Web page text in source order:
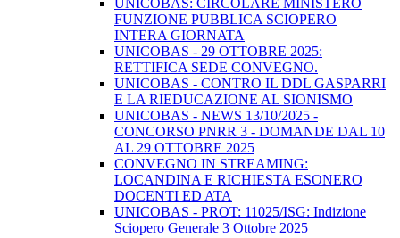
UNICOBAS: CIRCOLARE MINISTERO
FUNZIONE PUBBLICA SCIOPERO
INTERA GIORNATA
UNICOBAS - 29 OTTOBRE 2025:
RETTIFICA SEDE CONVEGNO.
UNICOBAS - CONTRO IL DDL GASPARRI
E LA RIEDUCAZIONE AL SIONISMO
UNICOBAS - NEWS 13/10/2025 -
CONCORSO PNRR 3 - DOMANDE DAL 10
AL 29 OTTOBRE 2025
CONVEGNO IN STREAMING:
LOCANDINA E RICHIESTA ESONERO
DOCENTI ED ATA
UNICOBAS - PROT: 11025/ISG: Indizione
Sciopero Generale 3 Ottobre 2025